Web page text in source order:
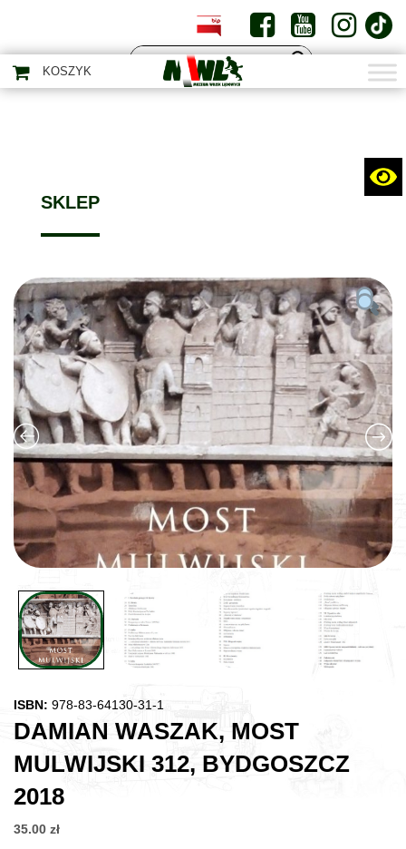
PL EN
KOSZYK
SKLEP
ISBN: 978-83-64130-31-1
DAMIAN WASZAK, MOST
MULWIJSKI 312, BYDGOSZCZ
2018
35.00 zł